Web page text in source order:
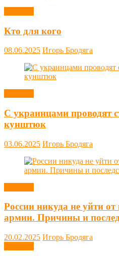
Кто для кого
08.06.2025 Игорь Бродяга
С украинцами проводят
кунштюк
03.06.2025 Игорь Бродяга
России никуда не уйти
армии. Причины и
20.02.2025 Игорь Бродяга